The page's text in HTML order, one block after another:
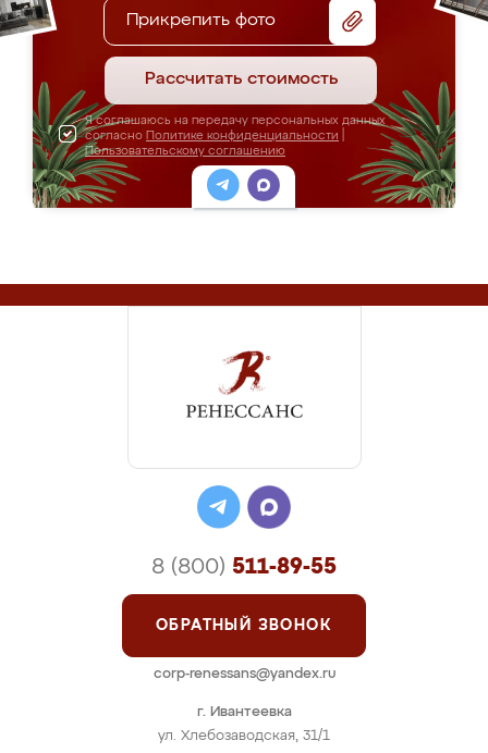
Прикрепить фото
Рассчитать стоимость
Я соглашаюсь на передачу персональных данных
согласно Политике конфиденциальности
Пользовательскому соглашению
г. Ивантеевка
ул. Хлебозаводская, 31/1
8 (800) 511-89-55
ОБРАТНЫЙ ЗВОНОК
corp-renessans@yandex.ru